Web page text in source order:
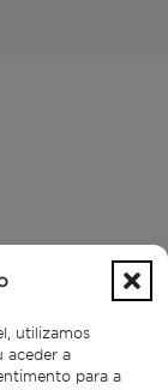
utilizamos
aceder a
para a